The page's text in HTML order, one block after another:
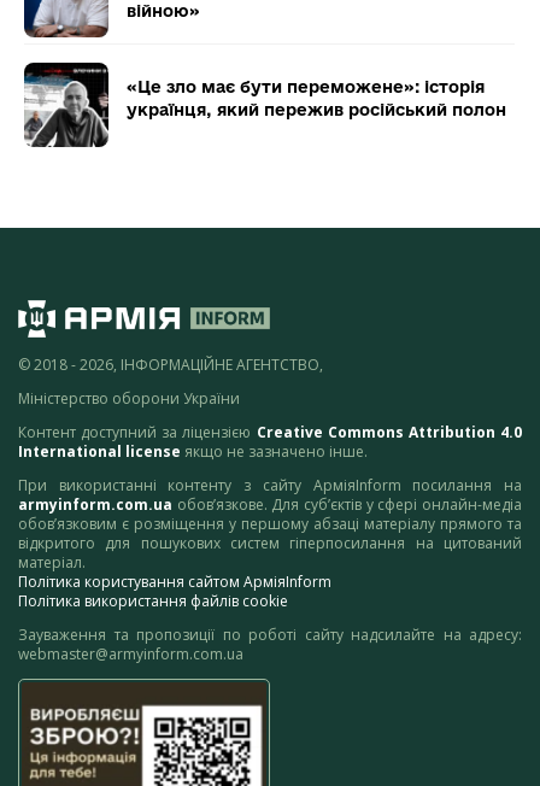
війною»
«Це зло має бути переможене»: історія
українця, який пережив російський полон
© 2018 - 2026, ІНФОРМАЦІЙНЕ АГЕНТСТВО,
Міністерство оборони України
Контент доступний за ліцензією Creative Commons Attribution 4.0
International license якщо не зазначено інше.
При використанні контенту з сайту АрміяInform посилання на
armyinform.com.ua обов’язкове. Для суб’єктів у сфері онлайн-медіа
обов’язковим є розміщення у першому абзаці матеріалу прямого та
відкритого для пошукових систем гіперпосилання на цитований
матеріал.
Політика користування сайтом АрміяInform
Політика використання файлів cookie
Зауваження та пропозиції по роботі сайту надсилайте на адресу:
webmaster@armyinform.com.ua